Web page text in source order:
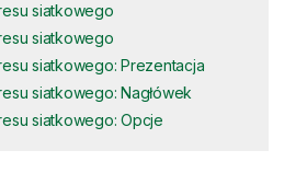
siatkowego
siatkowego
siatkowego: Prezentacja
siatkowego: Nagłówek
siatkowego: Opcje